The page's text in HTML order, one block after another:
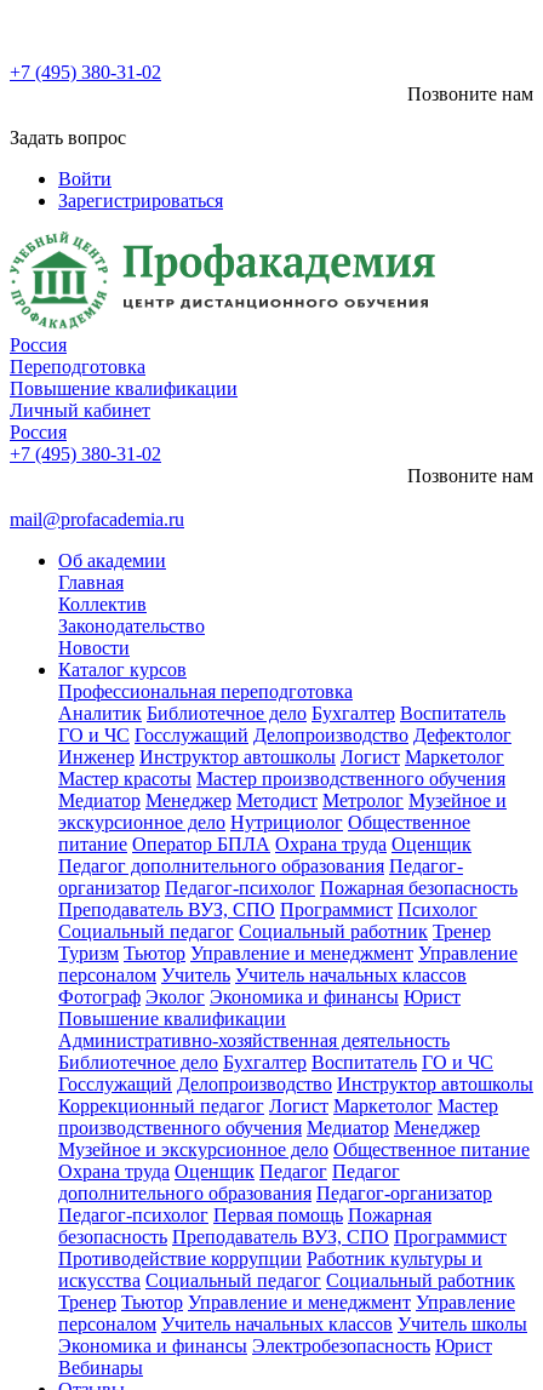
+7 (495) 380-31-02
Позвоните нам
Задать вопрос
Войти
Зарегистрироваться
Россия
Переподготовка
Повышение квалификации
Личный кабинет
Россия
+7 (495) 380-31-02
Позвоните нам
mail@profacademia.ru
Об академии
Главная
Коллектив
Законодательство
Новости
Каталог курсов
Профессиональная переподготовка
Аналитик Библиотечное дело Бухгалтер Воспитатель
ГО и ЧС Госслужащий Делопроизводство Дефектолог
Инженер Инструктор автошколы Логист Маркетолог
Мастер красоты Мастер производственного обучения
Медиатор Менеджер Методист Метролог Музейное и
экскурсионное дело Нутрициолог Общественное
питание Оператор БПЛА Охрана труда Оценщик
Педагог дополнительного образования Педагог-
организатор Педагог-психолог Пожарная безопасность
Преподаватель ВУЗ, СПО Программист Психолог
Социальный педагог Социальный работник Тренер
Туризм Тьютор Управление и менеджмент Управление
персоналом Учитель Учитель начальных классов
Фотограф Эколог Экономика и финансы Юрист
Повышение квалификации
Административно-хозяйственная деятельность
Библиотечное дело Бухгалтер Воспитатель ГО и ЧС
Госслужащий Делопроизводство Инструктор автошколы
Коррекционный педагог Логист Маркетолог Мастер
производственного обучения Медиатор Менеджер
Музейное и экскурсионное дело Общественное питание
Охрана труда Оценщик Педагог Педагог
дополнительного образования Педагог-организатор
Педагог-психолог Первая помощь Пожарная
безопасность Преподаватель ВУЗ, СПО Программист
Противодействие коррупции Работник культуры и
искусства Социальный педагог Социальный работник
Тренер Тьютор Управление и менеджмент Управление
персоналом Учитель начальных классов Учитель школы
Экономика и финансы Электробезопасность Юрист
Вебинары